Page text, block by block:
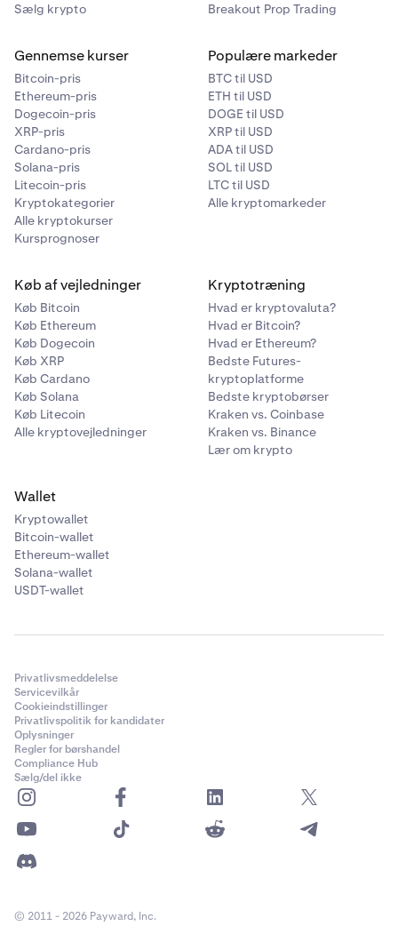
4
Indtast derefter det beløb, du vil sende. Formularen
vil som standard vise en USD-værdi, men du kan
5
Når du har valgt tokenet og indtastet det beløb, du vil
sende, skal du indsætte den adresse, du vil sende
dette token til. Sørg for, at destinationsadressen
understøtter den token og kæde, du sender til.
6 Til sidst skal du klikke på Send
for at fuldføre
Sælg krypto
Breakout Prop Trading
Gennemse kurser
Bitcoin-pris
Ethereum-pris
Dogecoin-pris
XRP-pris
Cardano-pris
Solana-pris
Litecoin-pris
Kryptokategorier
Alle kryptokurser
Kursprognoser
Populære markeder
BTC til USD
ETH til USD
DOGE til USD
XRP til USD
ADA til USD
SOL til USD
LTC til USD
Alle kryptomarkeder
Køb af vejledninger
Køb Bitcoin
Køb Ethereum
Køb Dogecoin
Køb XRP
Køb Cardano
Køb Solana
Køb Litecoin
Alle kryptovejledninger
Kryptotræning
Hvad er kryptovaluta?
Hvad er Bitcoin?
Hvad er Ethereum?
Bedste Futures-
kryptoplatforme
Bedste kryptobørser
Kraken vs. Coinbase
Kraken vs. Binance
Lær om krypto
Wallet
Kryptowallet
Bitcoin-wallet
Ethereum-wallet
Solana-wallet
USDT-wallet
Privatlivsmeddelelse
Servicevilkår
Cookieindstillinger
Privatlivspolitik for kandidater
Oplysninger
Regler for børshandel
Compliance Hub
Sælg/del ikke
© 2011 - 2026 Payward, Inc.